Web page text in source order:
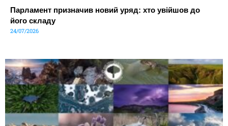
Парламент призначив новий уряд: хто увійшов до
його складу
24/07/2026